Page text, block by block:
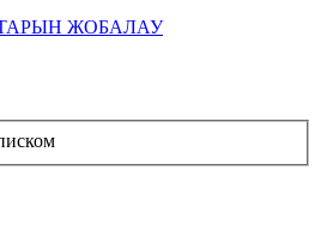
ЖОБАЛАУ